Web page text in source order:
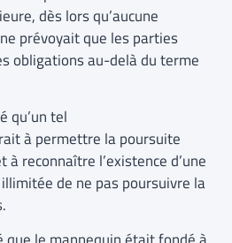
dès lors qu’aucune
prévoyait que les parties
obligations au-delà du terme
qu’un tel
à permettre la poursuite
reconnaître l’existence d’une
de ne pas poursuivre la